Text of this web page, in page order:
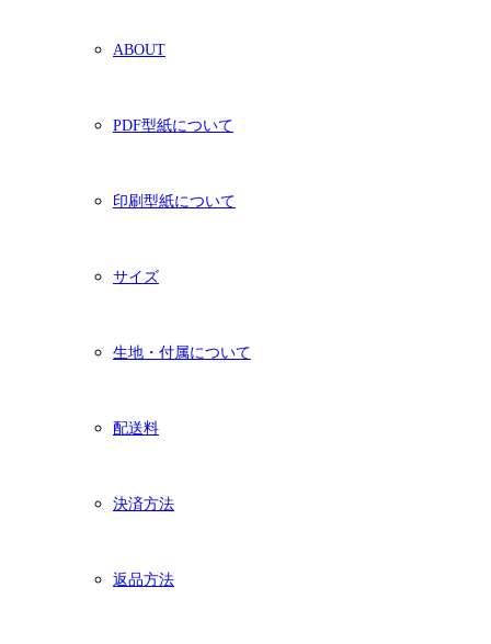
ABOUT
PDF型紙について
印刷型紙について
サイズ
生地・付属について
配送料
決済方法
返品方法